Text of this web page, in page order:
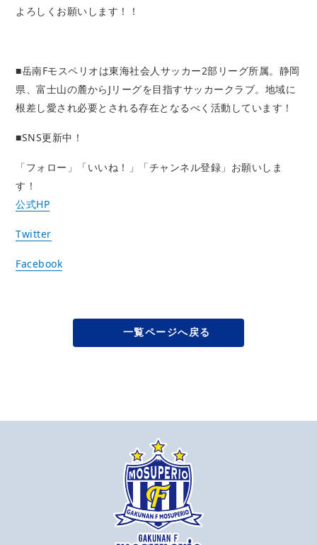
よろしくお願いします！！
■岳南Fモスペリオは東海社会人サッカー2部リーグ所属。静岡
県、富士山の麓からJリーグを目指すサッカークラブ。地域に
根差し愛され必要とされる存在となるべく活動しています！
■SNS更新中！
「フォロー」「いいね！」「チャンネル登録」お願いしま
す！
公式HP
Twitter
Facebook
一覧ページへ戻る